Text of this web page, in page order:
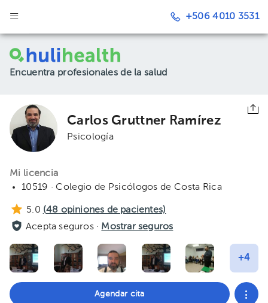
+506 4010 3531
Encuentra profesionales de la salud
Carlos Gruttner Ramírez
Psicología
Mi licencia
10519 · Colegio de Psicólogos de Costa Rica
5.0 (48 opiniones de pacientes)
Acepta seguros · Mostrar seguros
Agendar cita